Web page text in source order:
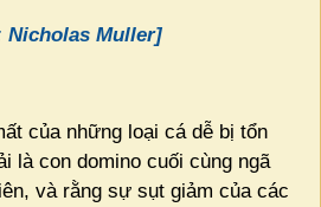
Nicholas Muller]
của những loại cá dễ bị tổn
là con domino cuối cùng ngã
và rằng sự sụt giảm của các